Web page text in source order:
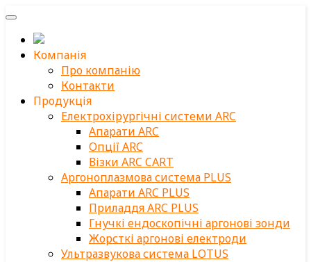
Компанія
Про компанію
Контакти
Продукція
Електрохірургічні системи ARC
Апарати ARC
Опції ARC
Візки ARC CART
Аргоноплазмова система PLUS
Апарати ARC PLUS
Приладдя ARC PLUS
Гнучкі ендоскопічні аргонові зонди
Жорсткі аргонові електроди
Ультразвукова система LOTUS